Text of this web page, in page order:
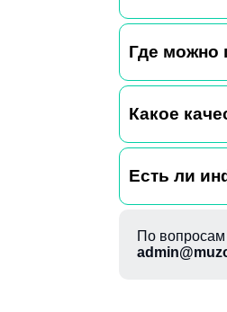
Где можно
Какое
Есть ли
По